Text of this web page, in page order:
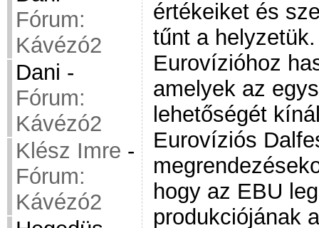
Fórum:
Kávézó2
Dani -
Fórum:
Kávézó2
Klész Imre -
Fórum:
Kávézó2
értékeiket és
tűnt a
Eurovízióhoz
amelyek az
lehetőségét
Eurovíziós
hogy az EBU
produkciójának